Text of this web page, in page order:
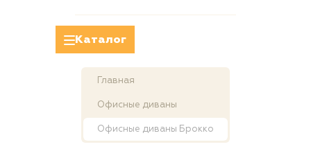
Каталог
Главная
Офисные диваны
Офисные диваны Брокко